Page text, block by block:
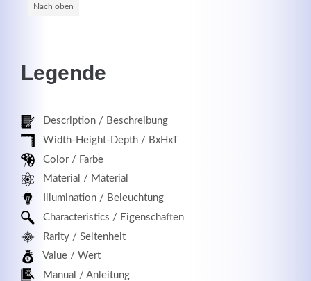
Nach oben
Legende
Description / Beschreibung
Width-Height-Depth / BxHxT
Color / Farbe
Material / Material
Illumination / Beleuchtung
Characteristics / Eigenschaften
Rarity / Seltenheit
Value / Wert
Manual / Anleitung